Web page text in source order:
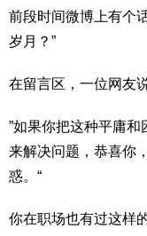
前段时间微博上有个
岁月？”
在留言区，一位网友
”如果你把这种平庸
来解决问题，恭喜你
惑。“
你在职场也有过这样